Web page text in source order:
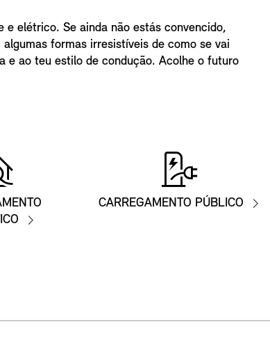
e elétrico. Se ainda não estás convencido,
algumas formas irresistíveis de como se vai
e ao teu estilo de condução. Acolhe o futuro
CARREGAMENTO PÚBLICO